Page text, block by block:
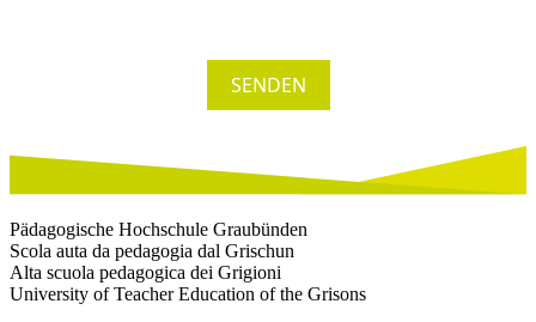
SENDEN
Pädagogische Hochschule Graubünden
Scola auta da pedagogia dal Grischun
Alta scuola pedagogica dei Grigioni
University of Teacher Education of the Grisons